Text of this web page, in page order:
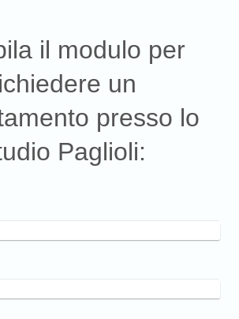
il modulo per
un
presso lo
Paglioli: